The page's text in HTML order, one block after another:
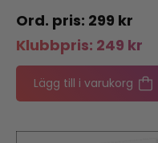
299 kr
Klubbpris: 249 kr
Lägg till i varukorg